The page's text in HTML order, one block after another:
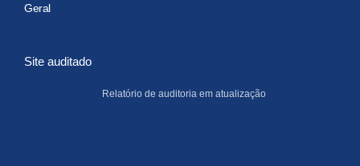
Geral
Site auditado
Relatório de auditoria em atualização